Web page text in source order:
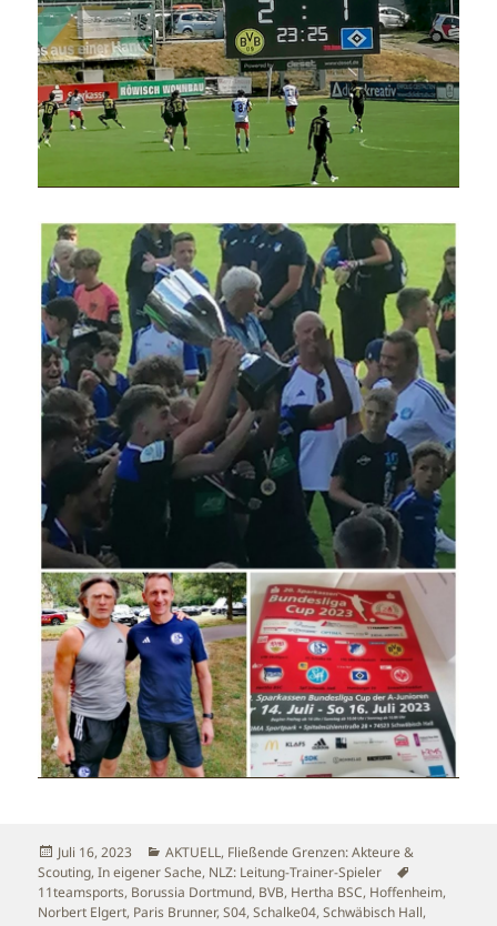
Veröffentlicht
am
Juli 16, 2023 Kategorien
AKTUELL, Fließende Grenzen: Akteure &
Scouting,In eigener Sache, NLZ: Leitung-Trainer-Spieler
11teamsports, Borussia Dortmund, BVB, Hertha BSC, Hoffenheim,
Norbert Elgert, Paris Brunner,S04,Schalke04,Schwäbisch Hall,